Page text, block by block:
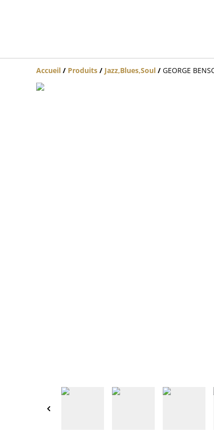
Accueil / Produits / Jazz,Blues,Soul / GEORGE